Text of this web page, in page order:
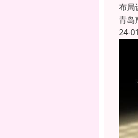
布局
青岛
24-